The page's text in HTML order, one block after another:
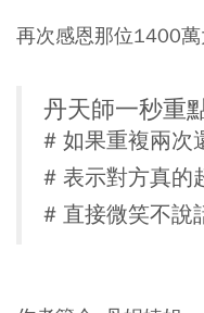
再次感恩那位1400萬
丹天師一秒重
# 如果重複兩次
# 表示對方真的
# 直接微笑不說